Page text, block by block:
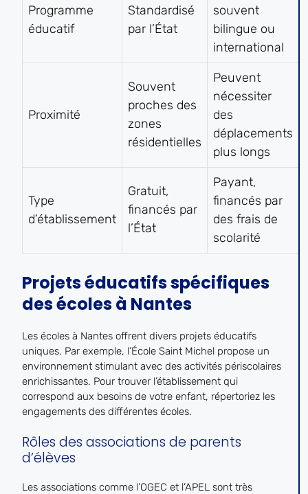
Programme
éducatif
Standardisé
par l’État
souvent
bilingue ou
international
Proximité
Souvent
proches des
zones
résidentielles
Peuvent
nécessiter
des
déplacements
plus longs
Type
d’établissement
Gratuit,
financés par
l’État
Payant,
financés par
des frais de
scolarité
Projets éducatifs spécifiques
des écoles à Nantes
Les écoles à Nantes offrent divers projets éducatifs
uniques. Par exemple, l’École Saint Michel propose un
environnement stimulant avec des activités périscolaires
enrichissantes. Pour trouver l’établissement qui
correspond aux besoins de votre enfant, répertoriez les
engagements des différentes écoles.
Rôles des associations de parents
d’élèves
Les associations comme l’OGEC et l’APEL sont très